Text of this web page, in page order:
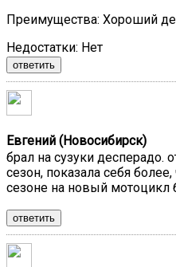
Преимущества: Хороший
Недостатки: Нет
ответить
Евгений (Новосибирск)
брал на сузуки десперадо.
сезон, показала себя
сезоне на новый мотоцикл
ответить